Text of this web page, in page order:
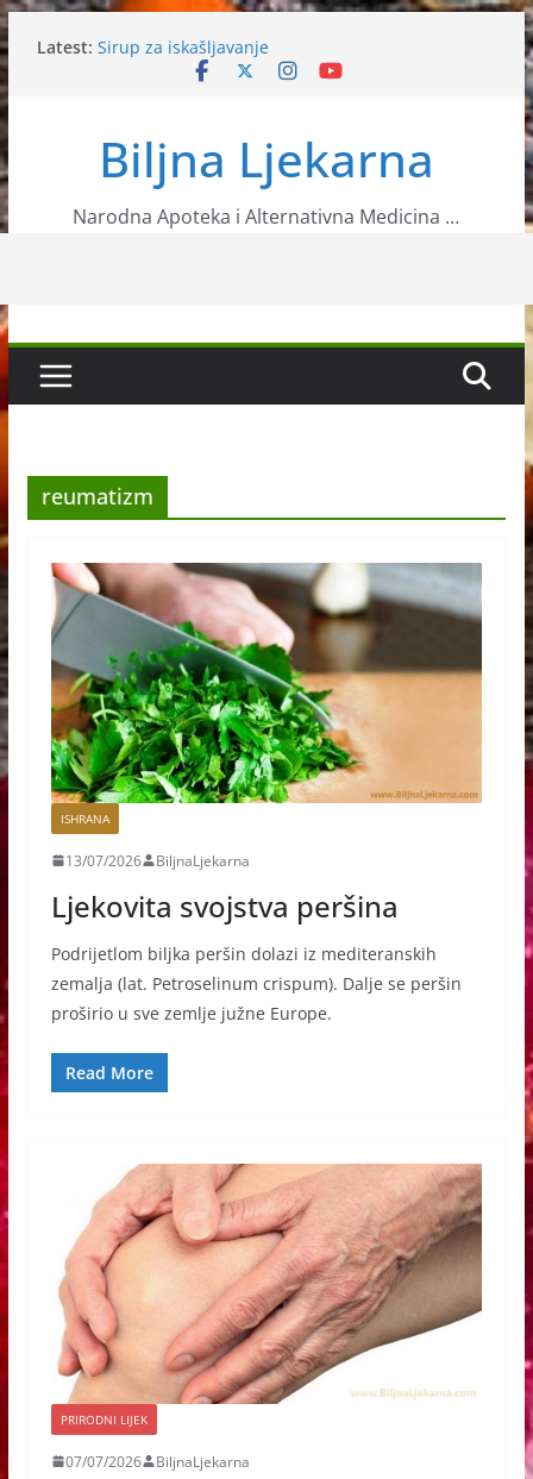
Skip
to
content
Latest: Sirup za iskašljavanje
Ljekovita biljka Mirta
Liječenje herpesa pomoću domaćeg meda
Prirodni recepti od ljekovite kadulje
Biljna Ljekarna
Narodna Apoteka i Alternativna Medicina …
reumatizm
ISHRANA
13/07/2026 BiljnaLjekarna
Ljekovita svojstva peršina
Podrijetlom biljka peršin dolazi iz mediteranskih
zemalja (lat. Petroselinum crispum). Dalje se peršin
proširio u sve zemlje južne Europe.
Read More
PRIRODNI LIJEK
07/07/2026 BiljnaLjekarna